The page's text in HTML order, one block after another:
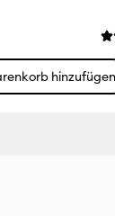
für dieses
hinzufügen